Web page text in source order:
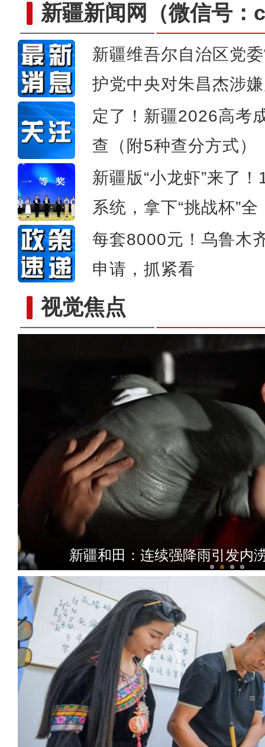
新疆新闻网 （微信号
新疆维吾尔自治区党
护党中央对朱昌杰涉
定了！新疆2026高考
查（附5种查分方式）
新疆版“小龙虾”来了
系统，拿下“挑战杯”全
每套8000元！乌鲁木
申请，抓紧看
视觉焦点
保障为战！直击武警新疆总队
黄印华二十余载五次访疆：这
新疆和田：连续强降雨引发内